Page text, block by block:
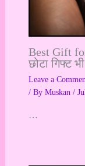
Best Gift
छोटा गिफ्ट
Leave a
/ By Muskan /
…